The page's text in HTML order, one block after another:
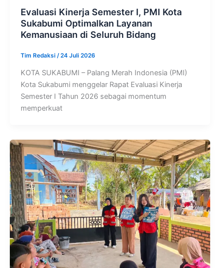
Evaluasi Kinerja Semester I, PMI Kota
Sukabumi Optimalkan Layanan
Kemanusiaan di Seluruh Bidang
Tim Redaksi /24 Juli 2026
KOTA SUKABUMI – Palang Merah Indonesia (PMI)
Kota Sukabumi menggelar Rapat Evaluasi Kinerja
Semester I Tahun 2026 sebagai momentum
memperkuat